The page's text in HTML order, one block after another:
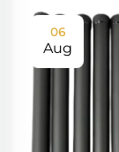
06
Aug